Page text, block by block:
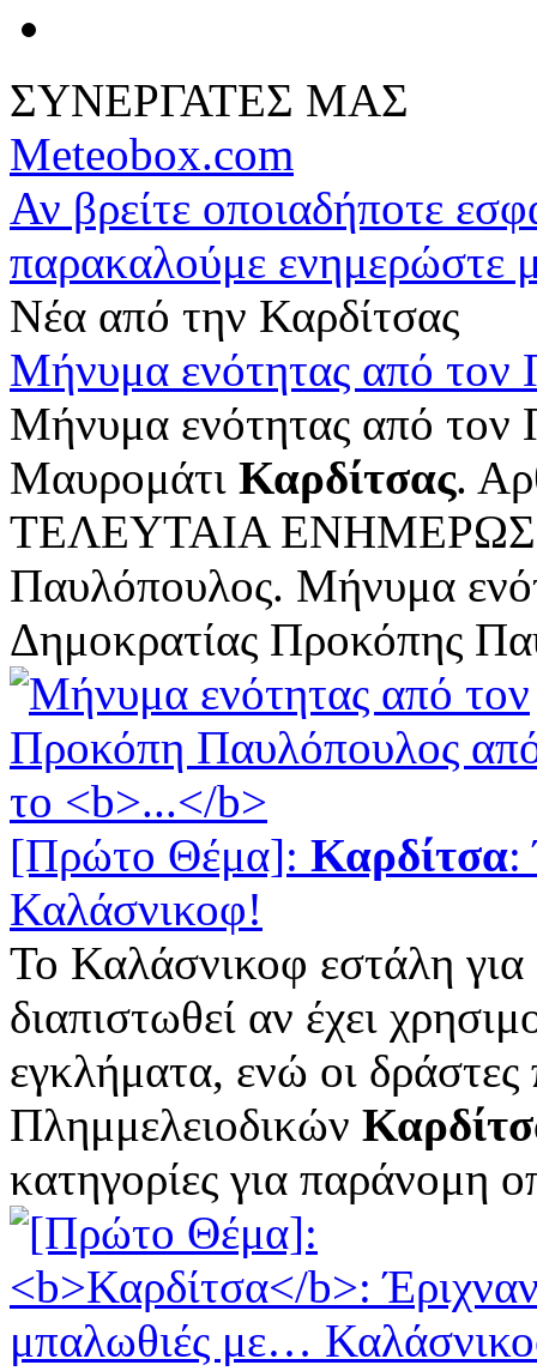
ΣΥΝΕΡΓΑΤΕΣ ΜΑΣ
Meteobox.com
Αν βρείτε οποιαδήποτε
παρακαλούμε ενημερώστε
Νέα από την Καρδίτσας
Μήνυμα ενότητας από
Μήνυμα ενότητας από
Μαυρομάτι Καρδίτσας.
ΤΕΛΕΥΤΑΙΑ
Παυλόπουλος. Μήνυμα
Δημοκρατίας Προκόπης
[Πρώτο Θέμα]: Καρδίτσα:
Καλάσνικοφ!
Το Καλάσνικοφ εστάλη για
διαπιστωθεί αν έχει
εγκλήματα, ενώ οι
Πλημμελειοδικών
κατηγορίες για παράνομη